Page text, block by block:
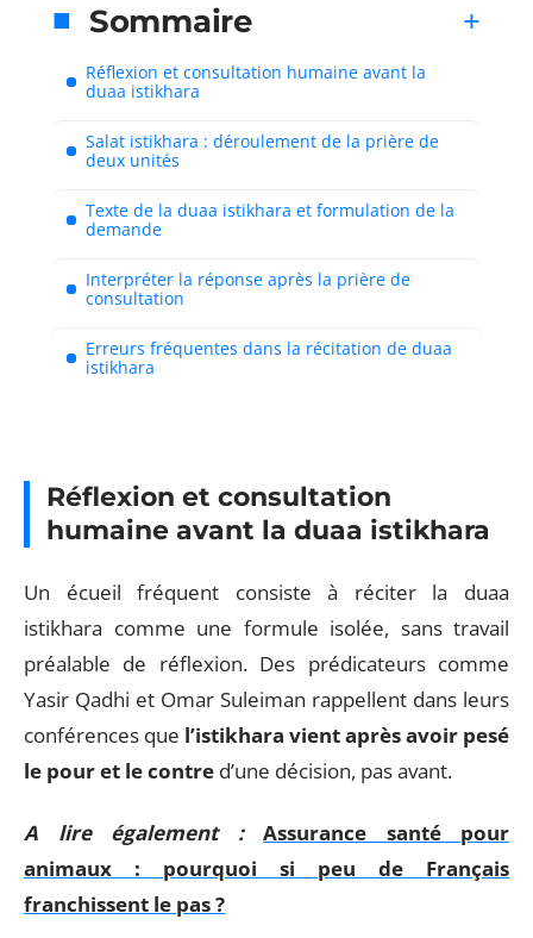
Sommaire
Réflexion et consultation humaine avant la
duaa istikhara
Salat istikhara : déroulement de la prière de
deux unités
Texte de la duaa istikhara et formulation de la
demande
Interpréter la réponse après la prière de
consultation
Erreurs fréquentes dans la récitation de duaa
istikhara
Réflexion et consultation
humaine avant la duaa istikhara
Un écueil fréquent consiste à réciter la duaa
istikhara comme une formule isolée, sans travail
préalable de réflexion. Des prédicateurs comme
Yasir Qadhi et Omar Suleiman rappellent dans leurs
conférences que l’istikhara vient après avoir pesé
le pour et le contre d’une décision, pas avant.
A lire également :
Assurance santé pour
animaux : pourquoi si peu de Français
franchissent le pas ?